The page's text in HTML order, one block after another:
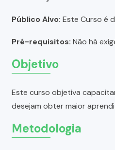
Público Alvo: Este Curso é
Pré-requisitos: Não há
Objetivo
Este curso objetiva
desejam obter maior
Metodologia